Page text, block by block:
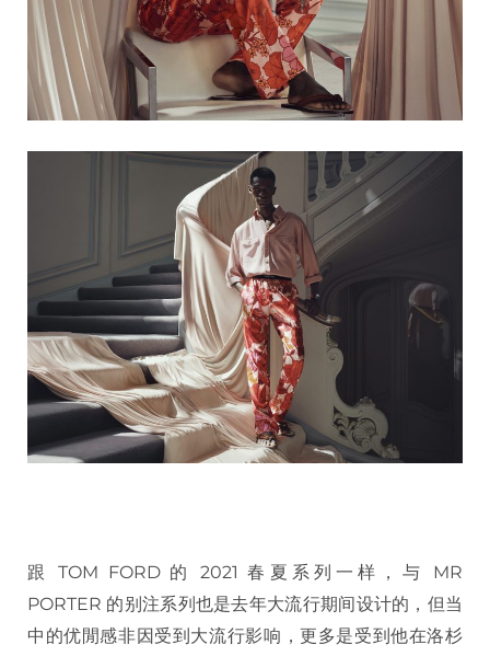
跟 TOM FORD 的 2021 春夏系列一样，与 MR
PORTER 的别注系列也是去年大流行期间设计的，但当
中的优閒感非因受到大流行影响，更多是受到他在洛杉